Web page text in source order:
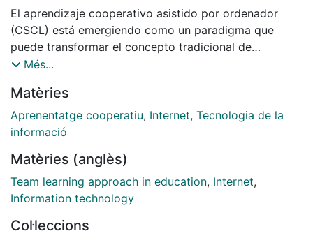
El aprendizaje cooperativo asistido por ordenador
(CSCL) está emergiendo como un paradigma que
puede transformar el concepto tradicional de
educación, ya que permite que los estudiantes,
unos de otros, sin que los miembros de los grupos de
aprendizaje deban coincidir en el tiempo y/o en el
espacio. Es decir, en el CSCL confluyen el concepto
de la Información y la Comunicación, y una aplicación
efectiva del CSCL puede combinar las ventajas
pedagógicas que se derivan de la adecuada
Més...
Matèries
Aprenentatge cooperatiu, Internet, Tecnologia de la
informació
Matèries (anglès)
Team learning approach in education, Internet,
Information technology
Col·leccions